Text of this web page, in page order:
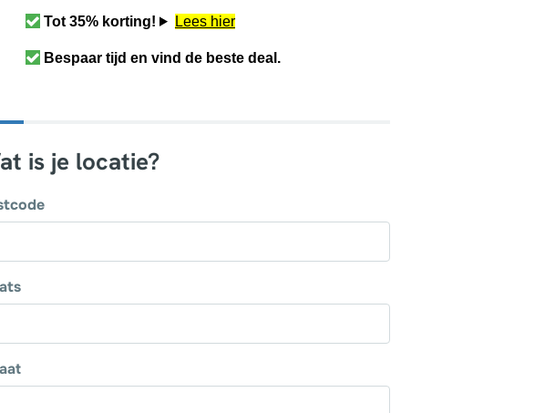
Tot 35% korting! Lees hier
Bespaar tijd en vind de beste deal.